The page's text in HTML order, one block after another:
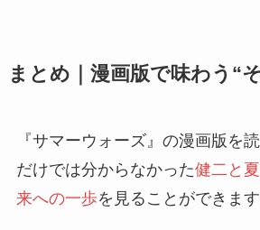
まとめ｜漫画版で味わう“
『サマーウォーズ』の漫画版を
だけでは分からなかった健二と
来への一歩を見ることができます